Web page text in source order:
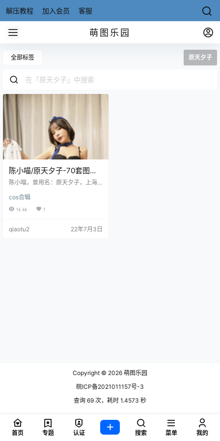
解压教程 加入会员 客服
萌图乐园
全部标签 原天夕子
陈小喵/原天夕子-70套图包
[写真合集][持续更新]
陈小喵，曾用名：原天夕子，上海9
品以黑丝为多，质量很高。 微博：
陈小喵Meow 资源目录 NO.1820陈
147MB.
cos合辑
16.6k 1
qiaotu2 22年7月3日
Copyright © 2026 萌图乐园
皖ICP备2021011157号-3
查询 69 次，耗时 1.4573 秒
首页 专题 认证 搜索 菜单 我的